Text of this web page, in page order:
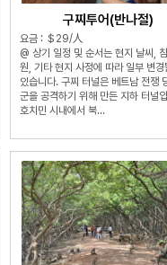
구찌투어(반나절)
요금 : ＄29/人
@ 상기 일정 및 순서는 현지 날씨,
원, 기타 현지 사정에 따라 일부 변경
있습니다. 구찌 터널은 베트남 전쟁
군을 공격하기 위해 만든 지하 터널
호치민 시내에서 북...